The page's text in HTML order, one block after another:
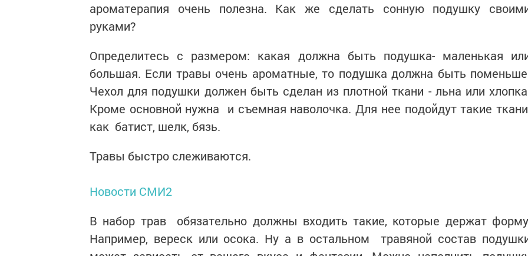
ароматерапия очень полезна. Как же сделать сонную подушку
руками?
Определитесь с размером: какая должна быть подушка- маленькая
большая. Если травы очень ароматные, то подушка должна быть
Чехол для подушки должен быть сделан из плотной ткани - льна или
Кроме основной нужна и съемная наволочка. Для нее подойдут такие
как батист, шелк, бязь.
Травы быстро слеживаются.
Новости СМИ2
В набор трав обязательно должны входить такие, которые держат
Например, вереск или осока. Ну а в остальном травяной состав